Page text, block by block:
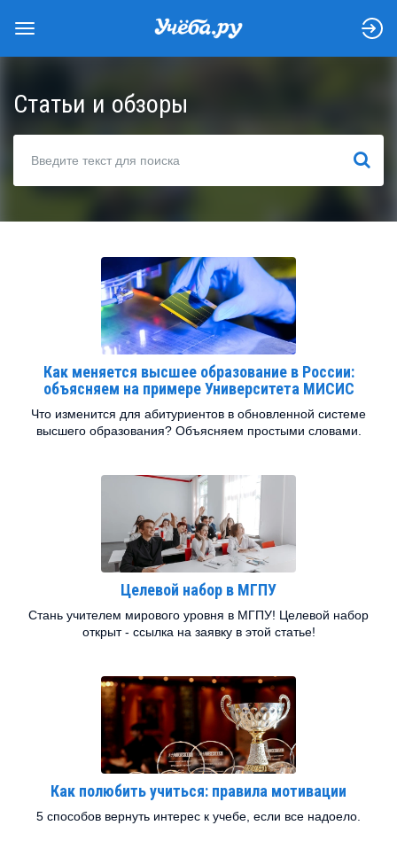
Статьи и обзоры
НАЙТИ
Как меняется высшее образование в России:
объясняем на примере Университета МИСИС
Что изменится для абитуриентов в обновленной системе
высшего образования? Объясняем простыми словами.
Целевой набор в МГПУ
Стань учителем мирового уровня в МГПУ! Целевой набор
открыт - ссылка на заявку в этой статье!
Как полюбить учиться: правила мотивации
5 способов вернуть интерес к учебе, если все надоело.